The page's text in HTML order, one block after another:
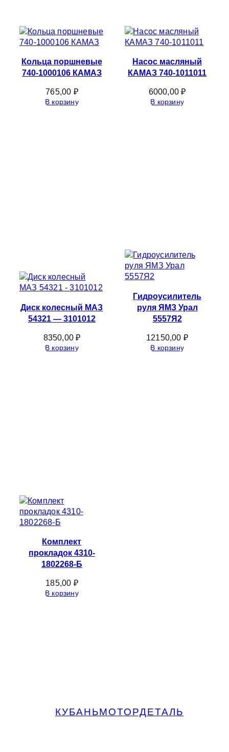
Кольца поршневые
740-1000106 КАМАЗ
765,00 ₽
В корзину
Насос масляный
КАМАЗ 740-1011011
6000,00₽
В корзину
Диск колесный МАЗ
54321 — 3101012
8350,00₽
В корзину
Гидроусилитель
руля ЯМЗ Урал
5557Я2
12150,00 ₽
В корзину
Комплект
прокладок 4310-
1802268-Б
185,00 ₽
В корзину
КУБАНЬМОТОРДЕТАЛЬ